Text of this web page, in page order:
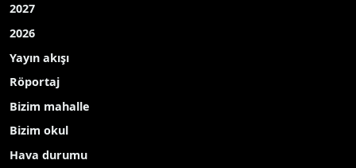
2027
2026
Yayın akışı
Röportaj
Bizim mahalle
Bizim okul
Hava durumu